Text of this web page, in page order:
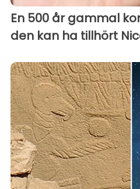
En 500 år gammal
den kan ha tillhört